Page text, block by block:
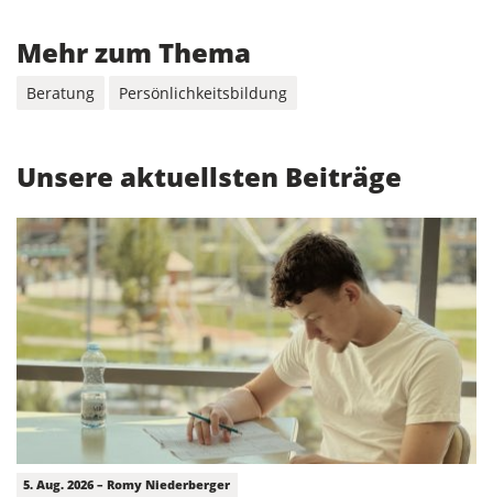
Mehr zum Thema
Beratung Persönlichkeitsbildung
Unsere aktuellsten Beiträge
5. Aug. 2026 – Romy Niederberger